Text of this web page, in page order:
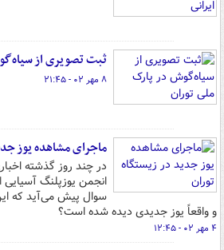
ثبت تصویری از
۸ مهر ۰۲ - ۲۱:۴۵
ماجرای مشاهده یوز
در چند روز گذشته
انجمن یوزپلنگ
سوال پیش می‌آید که
و واقعاً یوز جدیدی دیده شده است؟
۴ مهر ۰۲ - ۱۲:۴۵